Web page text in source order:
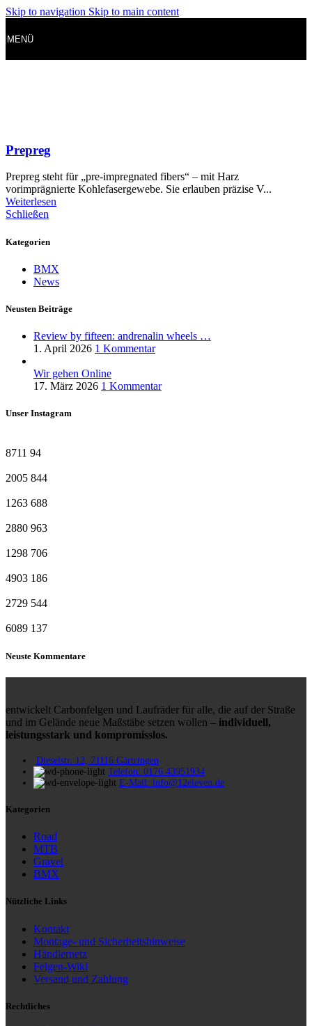
Skip to navigation Skip to main content
MENÜ
Prepreg
Prepreg steht für „pre-impregnated fibers“ – mit Harz
vorimprägnierte Kohlefasergewebe. Sie erlauben präzise V...
Weiterlesen
Schließen
Kategorien
BMX
News
Neusten Beiträge
Review by fifteen: andrenalin wheels …
1. April 2026 1 Kommentar
Wir gehen Online
17. März 2026 1 Kommentar
Unser Instagram
8711 94
2005 844
1263 688
2880 963
1298 706
4903 186
2729 544
6089 137
Neuste Kommentare
entwickelt Carbonfelgen und Laufräder für alle, die auf der Straße
und im Gelände neue Maßstäbe setzen wollen – individuell,
leistungsstark und kompromisslos.
Dieselstr. 12, 71116 Gärtringen
Telefon: 0176 43951934
E-Mail: info@12eleven.de
Kategorien
Road
MTB
Gravel
BMX
Nützliche Links
Kontakt
Montage- und Sicherheitshinweise
Händlernetz
Felgen-Wiki
Versand und Zahlung
Rechtliches